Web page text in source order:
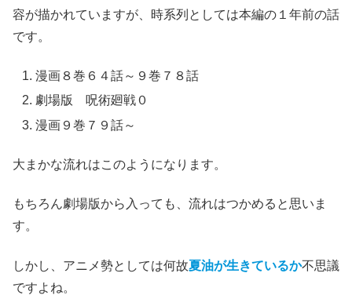
容が描かれていますが、時系列としては本編の１年前の話
です。
漫画８巻６４話～９巻７８話
劇場版 呪術廻戦０
漫画９巻７９話～
大まかな流れはこのようになります。
もちろん劇場版から入っても、流れはつかめると思いま
す。
しかし、アニメ勢としては何故夏油が生きているか不思議
ですよね。